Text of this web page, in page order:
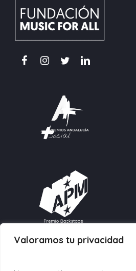
Valoramos tu privacidad